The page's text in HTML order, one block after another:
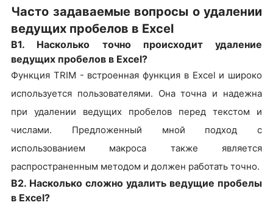
Часто задаваемые вопросы о удалении
ведущих пробелов в Excel
В1. Насколько точно происходит удаление
ведущих пробелов в Excel?
Функция TRIM - встроенная функция в Excel и широко
используется пользователями. Она точна и надежна
при удалении ведущих пробелов перед текстом и
числами. Предложенный мной подход с
использованием макроса также является
распространенным методом и должен работать точно.
В2. Насколько сложно удалить ведущие пробелы
в Excel?